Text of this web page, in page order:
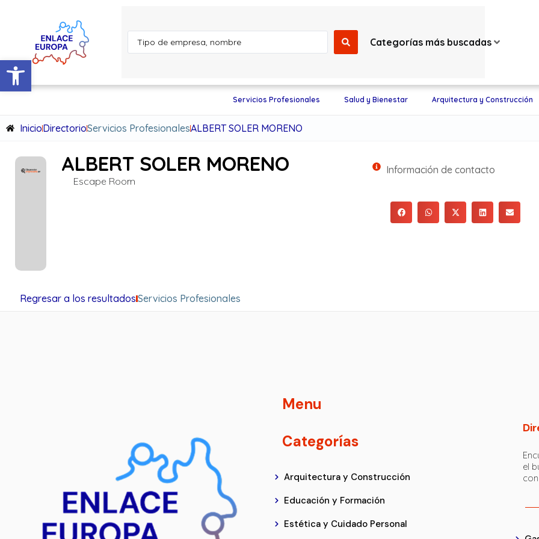
Abrir barra de herramientas
Categorías más buscadas
Servicios Profesionales Salud y Bienestar Arquitectura y Construcción
InicioDirectorioServicios ProfesionalesALBERT SOLER MORENO
ALBERT SOLER MORENO
Escape Room
Información de contacto
Regresar a los resultadosServicios Profesionales
Menu
Categorías
Arquitectura y Construcción
Educación y Formación
Estética y Cuidado Personal
el